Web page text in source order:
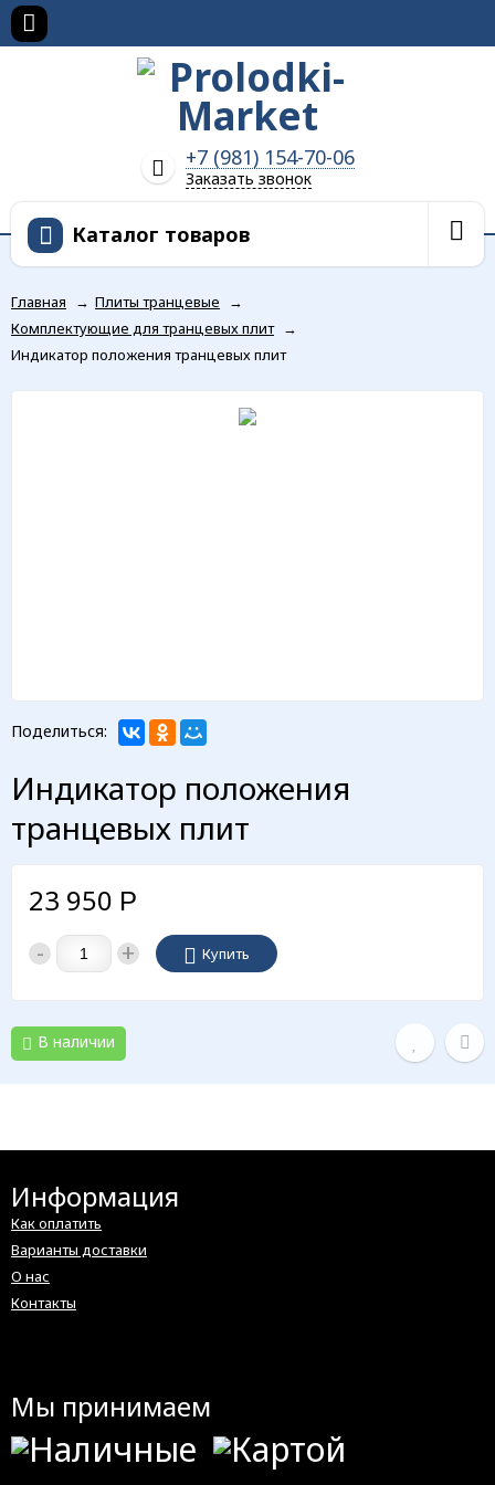
+7 (981) 154-70-06
Заказать звонок
Каталог товаров
Главная → Плиты транцевые
→
Комплектующие для транцевых плит →
Индикатор положения транцевых плит
Поделиться:
Индикатор положения
транцевых плит
23 950 Р
- + Купить
В наличии
Информация
Как оплатить
Варианты доставки
О нас
Контакты
Мы принимаем